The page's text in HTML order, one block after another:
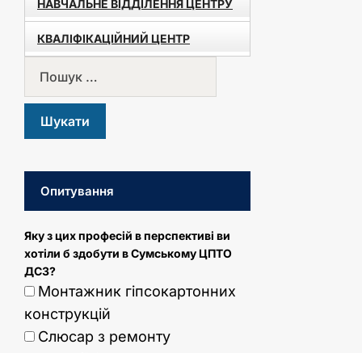
НАВЧАЛЬНЕ ВІДДІЛЕННЯ ЦЕНТРУ
КВАЛІФІКАЦІЙНИЙ ЦЕНТР
Опитування
Яку з цих професій в перспективі ви
хотіли б здобути в Сумському ЦПТО
ДСЗ?
Монтажник гіпсокартонних
конструкцій
Слюсар з ремонту